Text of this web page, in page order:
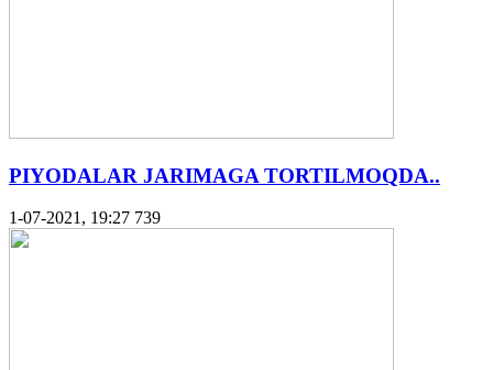
PIYODALAR JARIMAGA TORTILMOQDA..
1-07-2021, 19:27 739